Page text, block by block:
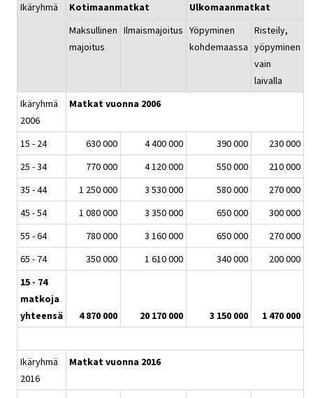
Ikäryhmä Kotimaanmatkat
Ulkomaanmatkat
Maksullinen
majoitus
Ilmaismajoitus Yöpyminen
kohdemaassa
Risteily,
yöpyminen
vain
laivalla
Ikäryhmä
2006
Matkat vuonna 2006
15 - 24 630 000 4 400 000 390 000
230 000
25 - 34
770 000 4 120 000 550 000
210 000
35 - 44
1 250 000 3 530 000 580 000
270 000
45 - 54
1 080 000 3 350 000 650 000
300 000
55 - 64
780 000 3 160 000 650 000
270 000
65 - 74
350 000 1 610 000 340 000
200 000
15 - 74
matkoja
yhteensä
4 870 000 20 170 000 3 150 000 1 470 000
Ikäryhmä
2016
Matkat vuonna 2016